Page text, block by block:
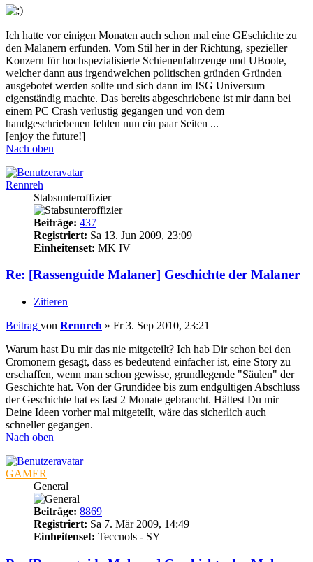
Ich hatte vor einigen Monaten auch schon mal eine GEschichte zu
den Malanern erfunden. Vom Stil her in der Richtung, spezieller
Konzern für hochspezialisierte Schienenfahrzeuge und UBoote,
welcher dann aus irgendwelchen politischen gründen Gründen
ausgebotet werden sollte und sich dann im ISG Universum
eigenständig machte. Das bereits abgeschriebene ist mir dann bei
einem PC Crash verlustig gegangen und von dem
handgeschriebenen fehlen nun ein paar Seiten ...
[enjoy the future!]
Nach oben
Rennreh
Stabsunteroffizier
Beiträge: 437
Registriert: Sa 13. Jun 2009, 23:09
Einheitenset: MK IV
Re: [Rassenguide Malaner] Geschichte der Malaner
Zitieren
Beitrag von Rennreh » Fr 3. Sep 2010, 23:21
Warum hast Du mir das nie mitgeteilt? Ich hab Dir schon bei den
Cromonern gesagt, dass es bedeutend einfacher ist, eine Story zu
erschaffen, wenn man schon gewisse, grundlegende "Säulen" der
Geschichte hat. Von der Grundidee bis zum endgültigen Abschluss
der Geschichte hat es fast 2 Monate gebraucht. Hättest Du mir
Deine Ideen vorher mal mitgeteilt, wäre das sicherlich auch
schneller gegangen.
Nach oben
GAMER
General
Beiträge: 8869
Registriert: Sa 7. Mär 2009, 14:49
Einheitenset: Teccnols - SY